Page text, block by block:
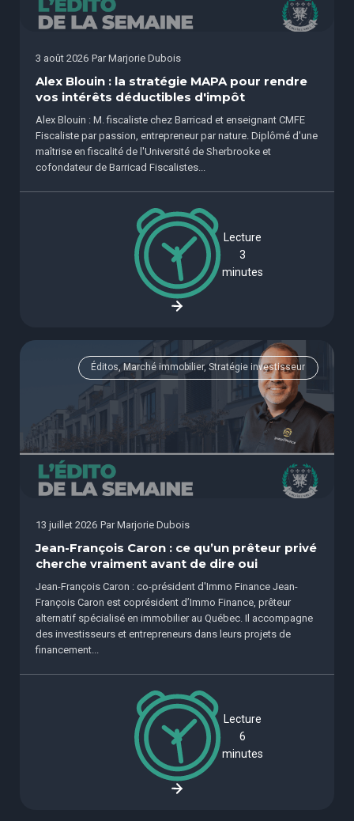
3 août 2026 Par Marjorie Dubois
Alex Blouin : la stratégie MAPA pour rendre
vos intérêts déductibles d'impôt
Alex Blouin : M. fiscaliste chez Barricad et enseignant CMFE
Fiscaliste par passion, entrepreneur par nature. Diplômé d'une
maîtrise en fiscalité de l'Université de Sherbrooke et
cofondateur de Barricad Fiscalistes...
Lecture
3
minutes
Éditos, Marché immobilier, Stratégie investisseur
13 juillet 2026 Par Marjorie Dubois
Jean-François Caron : ce qu’un prêteur privé
cherche vraiment avant de dire oui
Jean-François Caron : co-président d'Immo Finance Jean-
François Caron est coprésident d’Immo Finance, prêteur
alternatif spécialisé en immobilier au Québec. Il accompagne
des investisseurs et entrepreneurs dans leurs projets de
financement...
Lecture
6
minutes